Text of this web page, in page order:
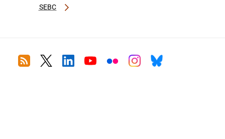
SEBC
RSS TwitterLinkedin
YoutubeFlickrInstagram
Bluesky